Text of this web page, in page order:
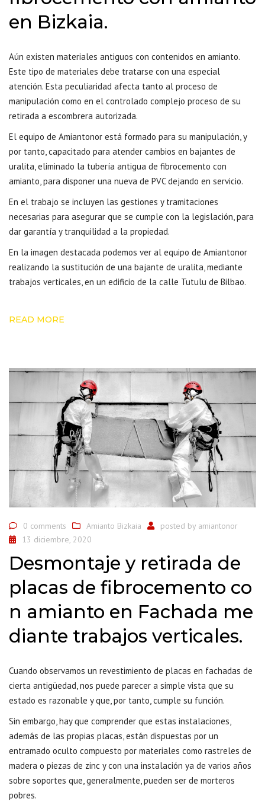
en Bizkaia.
Aún existen materiales antiguos con contenidos en amianto.
Este tipo de materiales debe tratarse con una especial
atención. Esta peculiaridad afecta tanto al proceso de
manipulación como en el controlado complejo proceso de su
retirada a escombrera autorizada.
El equipo de Amiantonor está formado para su manipulación, y
por tanto, capacitado para atender cambios en bajantes de
uralita,eliminado la tubería antigua de fibrocemento con
amianto, para disponer una nueva de PVC dejando en servicio.
En el trabajo se incluyen las gestiones y tramitaciones
necesarias para asegurar que se cumple con la legislación, para
dar garantía y tranquilidad a la propiedad.
En la imagen destacada podemos ver al equipo de Amiantonor
realizando la sustitución de una bajante de uralita, mediante
trabajos verticales, en un edificio de la calle Tutulu de Bilbao.
READ MORE
0 comments Amianto Bizkaia posted by amiantonor
13 diciembre, 2020
Desmontaje y retirada de
placas de fibrocemento co
n amianto en Fachada me
diante trabajos verticales.
Cuando observamos un revestimiento de placas en fachadas de
cierta antigüedad, nos puede parecer a simple vista que su
estado es razonable y que, por tanto, cumple su función.
Sin embargo, hay que comprender que estas instalaciones,
además de las propias placas, están dispuestas por un
entramado oculto compuesto por materiales como rastreles de
madera o piezas de zinc y con una instalación ya de varios años
sobre soportes que, generalmente, pueden ser de morteros
pobres.